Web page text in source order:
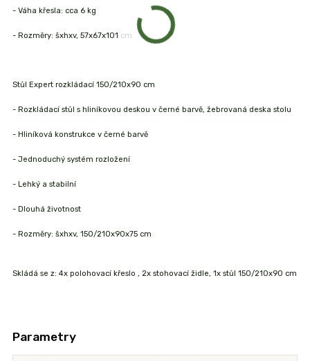
- Váha křesla: cca 6 kg
- Rozměry: šxhxv, 57x67x101 cm
Stůl Expert rozkládací 150/210x90 cm
- Rozkládací stůl s hliníkovou deskou v černé barvě, žebrovaná deska stolu
- Hliníková konstrukce v černé barvě
- Jednoduchý systém rozložení
- Lehký a stabilní
- Dlouhá životnost
- Rozměry: šxhxv, 150/210x90x75 cm
Skládá se z: 4x polohovací křeslo , 2x stohovací židle, 1x stůl 150/210x90 cm
Parametry